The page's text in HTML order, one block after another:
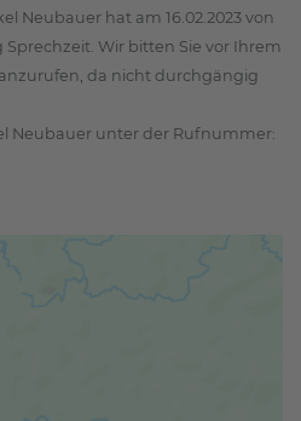
Neubauer hat am 16.02.2023 von
Sprechzeit. Wir bitten Sie vor Ihrem
da nicht durchgängig
Neubauer unter der Rufnummer: